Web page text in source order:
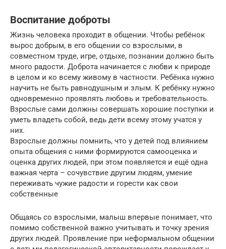
Воспитание доброты
Жизнь человека проходит в общении. Чтобы ребёнок
вырос добрым, в его общении со взрослыми, в
совместном труде, игре, отдыхе, познании должно быть
много радости. Доброта начинается с любви к природе
в целом и ко всему живому в частности. Ребёнка нужно
научить не быть равнодушным и злым. К ребёнку нужно
одновременно проявлять любовь и требовательность.
Взрослые сами должны совершать хорошие поступки и
уметь владеть собой, ведь дети всему этому учатся у
них.
Взрослые должны помнить, что у детей под влиянием
опыта общения с ними формируются самооценка и
оценка других людей, при этом появляется и ещё одна
важная черта – сочувствие другим людям, умение
переживать чужие радости и горести как свои
собственные
Общаясь со взрослыми, малыш впервые понимает, что
помимо собственной важно учитывать и точку зрения
других людей. Проявление при неформальном общении